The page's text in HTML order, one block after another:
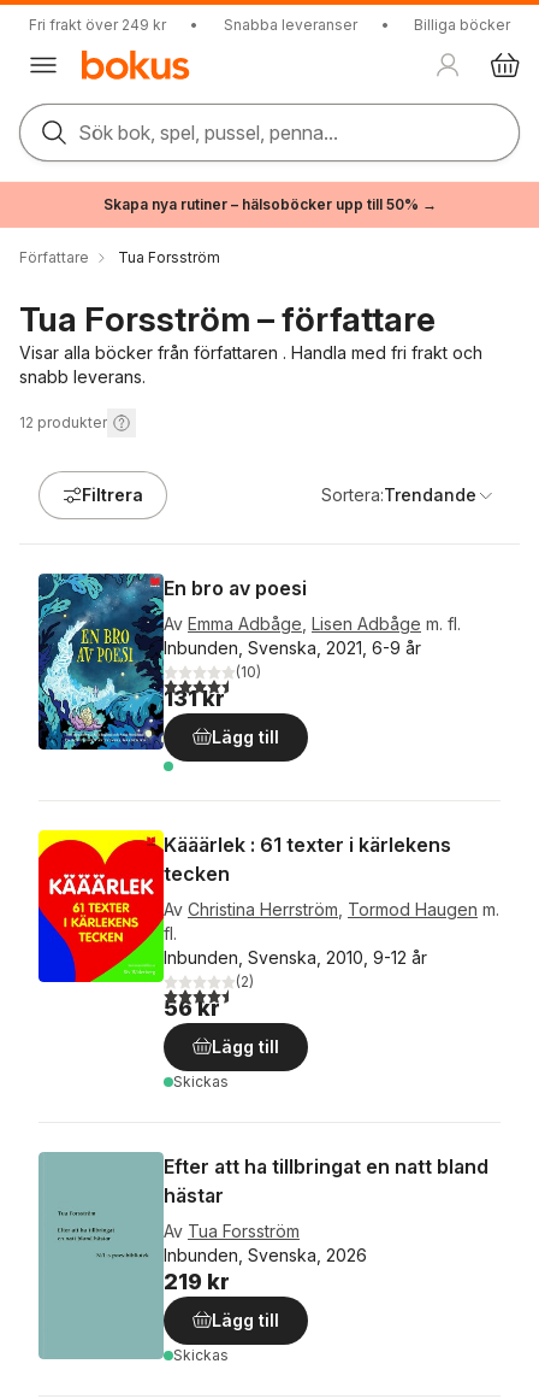
Fri frakt över 249 kr • Snabba leveranser • Billiga böcker
Sök bok, spel, pussel, penna...
Skapa nya rutiner – hälsoböcker upp till 50% →
Författare Tua Forsström
Tua Forsström – författare
Visar alla böcker från författaren . Handla med fri frakt och
snabb leverans.
12 produkter
Filtrera Sortera:Trendande
En bro av poesi
Av Emma Adbåge Lisen Adbåge m. fl.
Inbunden, Svenska, 2021, 6-9 år
4,5utav 5 stjärnor. Totalt antal röster:
(10)
131 kr
Lägg till
Kääärlek : 61 texter i kärlekens
tecken
Av Christina Herrström Tormod Haugen m.
fl.
Inbunden, Svenska, 2010, 9-12 år
4,5utav 5 stjärnor. Totalt antal röster:
(2)
56 kr
Lägg till
Skickas
Efter att ha tillbringat en natt bland
hästar
Av Tua Forsström
Inbunden, Svenska, 2026
219 kr
Lägg till
Skickas